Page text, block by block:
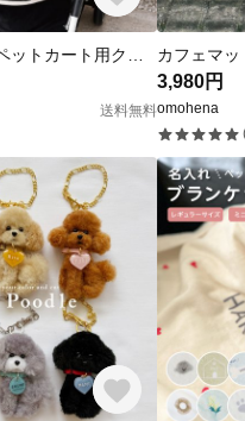
送料無料
カフェマ
3,980円
omohena